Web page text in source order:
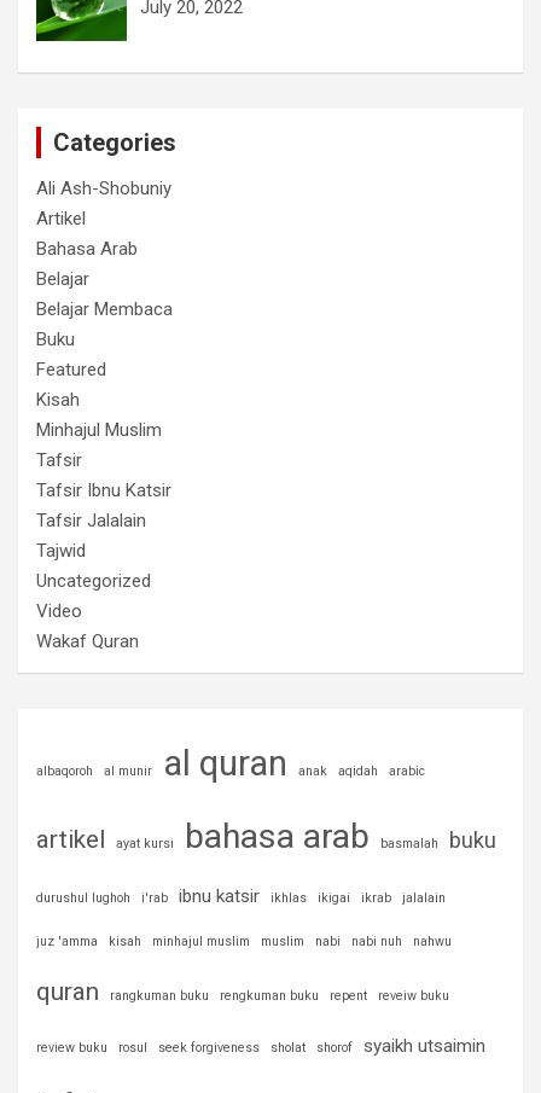
July 20, 2022
Categories
Ali Ash-Shobuniy
Artikel
Bahasa Arab
Belajar
Belajar Membaca
Buku
Featured
Kisah
Minhajul Muslim
Tafsir
Tafsir Ibnu Katsir
Tafsir Jalalain
Tajwid
Uncategorized
Video
Wakaf Quran
albaqoroh al munir al quran anak aqidah arabic
artikel ayat kursi bahasa arab basmalah buku
durushul lughoh i'rab ibnu katsir ikhlas ikigai ikrab jalalain
juz 'amma kisah minhajul muslim muslim nabi nabi nuh nahwu
quran rangkuman buku rengkuman buku repent reveiw buku
review buku rosul seek forgiveness sholat shorof syaikh utsaimin